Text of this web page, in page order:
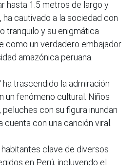
hasta 1.5 metros de largo y
ha cautivado a la sociedad con
tranquilo y su enigmática
como un verdadero embajador
amazónica peruana.
ha trascendido la admiración
un fenómeno cultural. Niños
con su figura inundan
cuenta con una canción viral.
clave de diversos
en Perú, incluyendo el